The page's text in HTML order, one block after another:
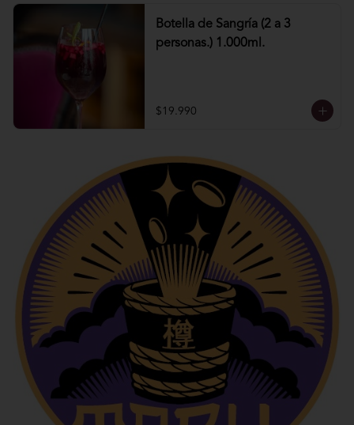
Botella de Sangría (2 a 3
personas.) 1.000ml.
$19.990